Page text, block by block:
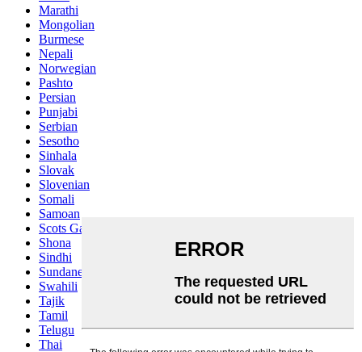
Marathi
Mongolian
Burmese
Nepali
Norwegian
Pashto
Persian
Punjabi
Serbian
Sesotho
Sinhala
Slovak
Slovenian
Somali
Samoan
Scots Gaelic
Shona
Sindhi
Sundanese
Swahili
Tajik
Tamil
Telugu
Thai